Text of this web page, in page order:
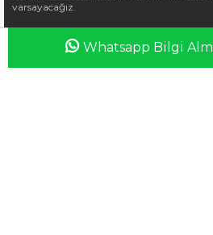
Whatsapp Bilgi
varsayacağız.
Anasayfa Favorilerim